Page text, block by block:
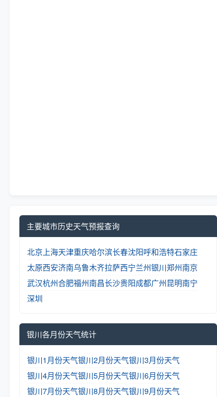
主要城市历史天气预报查询
北京 上海天津重庆哈尔滨长春沈阳呼和浩特石家庄
太原西安济南乌鲁木齐拉萨西宁兰州银川郑州南京
武汉杭州合肥福州南昌长沙贵阳成都广州昆明南宁
深圳
银川各月份天气统计
银川1月份天气银川2月份天气银川3月份天气
银川4月份天气银川5月份天气银川6月份天气
银川7月份天气银川8月份天气银川9月份天气